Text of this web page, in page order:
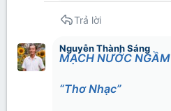
Trả lời
Nguyễn Thành Sáng
MẠCH NƯỚC NGẦM
“Thơ Nhạc”